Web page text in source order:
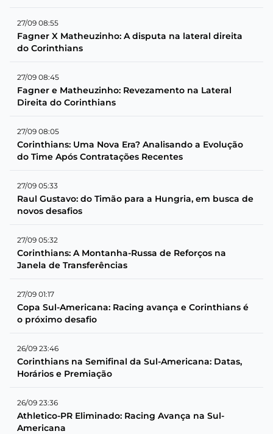
27/09 08:55
Fagner X Matheuzinho: A disputa na lateral direita
do Corinthians
27/09 08:45
Fagner e Matheuzinho: Revezamento na Lateral
Direita do Corinthians
27/09 08:05
Corinthians: Uma Nova Era? Analisando a Evolução
do Time Após Contratações Recentes
27/09 05:33
Raul Gustavo: do Timão para a Hungria, em busca de
novos desafios
27/09 05:32
Corinthians: A Montanha-Russa de Reforços na
Janela de Transferências
27/09 01:17
Copa Sul-Americana: Racing avança e Corinthians é
o próximo desafio
26/09 23:46
Corinthians na Semifinal da Sul-Americana: Datas,
Horários e Premiação
26/09 23:36
Athletico-PR Eliminado: Racing Avança na Sul-
Americana